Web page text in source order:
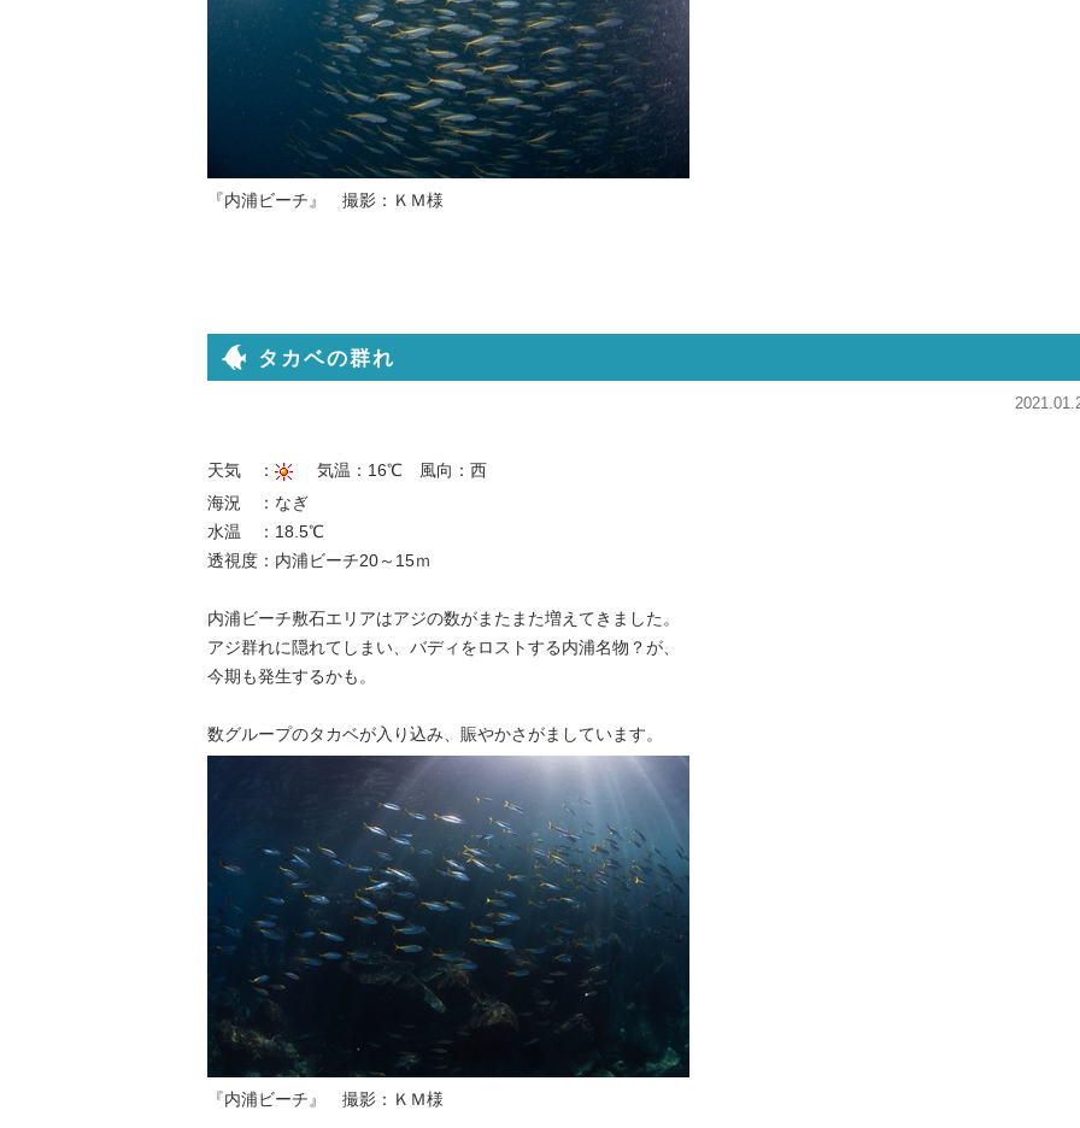
『内浦ビーチ』 撮影：ＫＭ様
タカベの群れ
天気 ：
気温：16℃ 風向：西
海況 ：なぎ
水温 ：18.5℃
透視度：内浦ビーチ20～15ｍ
内浦ビーチ敷石エリアはアジの数がまたまた増えてきました。
アジ群れに隠れてしまい、バディをロストする内浦名物？が、
今期も発生するかも。
数グループのタカベが入り込み、賑やかさがましています。
『内浦ビーチ』 撮影：ＫＭ様